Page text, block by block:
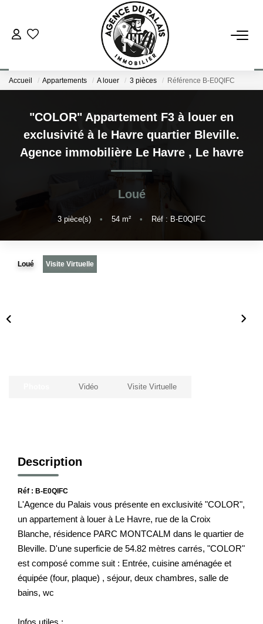
NOS BIENS
Acheter
ESTIMATION
BLOG : NOS ACTUS IMMO !
Accueil Appartements A louer 3 pièces Référence B-E0QIFC
"COLOR" Appartement F3 à louer en
exclusivité à le Havre quartier Bleville.
Agence immobilière Le Havre , Le havre
Loué
3 pièce(s) • 54 m² • Réf : B-E0QIFC
Loué Visite Virtuelle
Vidéo Visite Virtuelle
Description
Réf : B-E0QIFC
L'Agence du Palais vous présente en exclusivité "COLOR",
un appartement à louer à Le Havre, rue de la Croix
Blanche, résidence PARC MONTCALM dans le quartier de
Bleville. D'une superficie de 54.82 mètres carrés, "COLOR"
est composé comme suit : Entrée, cuisine aménagée et
équipée (four, plaque) , séjour, deux chambres, salle de
bains, wc
Infos utiles :